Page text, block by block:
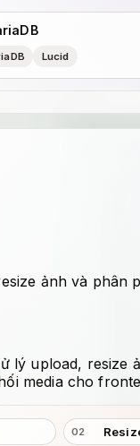
Lucid
ảnh và phân
lý upload, resize
media cho
02